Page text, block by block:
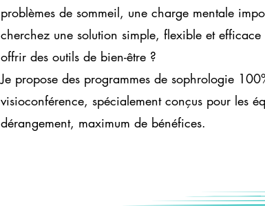
problèmes de sommeil, une charge mentale
cherchez une solution simple, flexible et efficace
offrir des outils de bien-être ?
Je propose des programmes de sophrologie
visioconférence, spécialement conçus pour les
dérangement, maximum de bénéfices.